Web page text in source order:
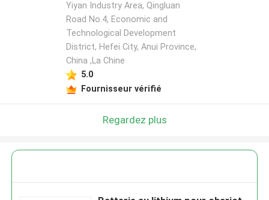
Yiyan Industry Area, Qingluan
Road No.4, Economic and
Technological Development
District, Hefei City, Anui Province,
China ,La Chine
5.0
Fournisseur vérifié
Regardez plus